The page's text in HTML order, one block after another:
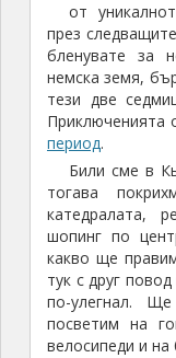
от
през
бленувате за
немска земя,
тези две
Приключенията
период.
Били сме в
тогава
катедралата,
шопинг по
какво ще
тук с друг
по-улегнал.
посветим на
велосипеди и